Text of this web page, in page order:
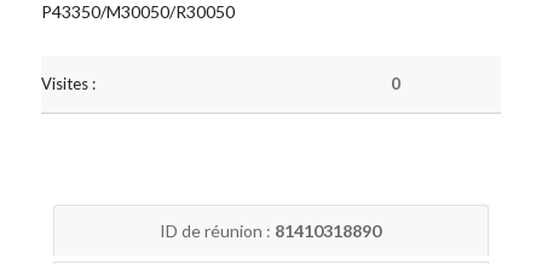
P43350/M30050/R30050
Visites : 0
ID de réunion : 81410318890